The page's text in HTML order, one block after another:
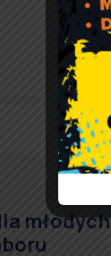
młodych